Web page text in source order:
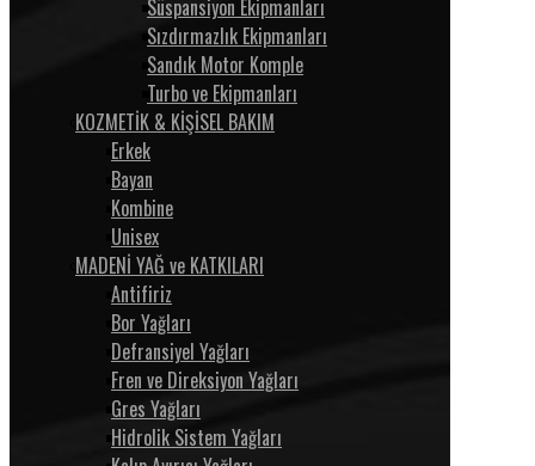
Süspansiyon Ekipmanları
Sızdırmazlık Ekipmanları
Sandık Motor Komple
Turbo ve Ekipmanları
KOZMETİK & KİŞİSEL BAKIM
Erkek
Bayan
Kombine
Unisex
MADENİ YAĞ ve KATKILARI
Antifiriz
Bor Yağları
Defransiyel Yağları
Fren ve Direksiyon Yağları
Gres Yağları
Hidrolik Sistem Yağları